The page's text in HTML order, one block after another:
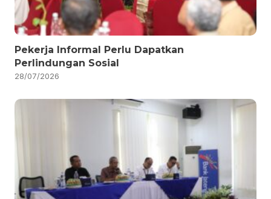
Pekerja Informal Perlu Dapatkan
Perlindungan Sosial
28/07/2026